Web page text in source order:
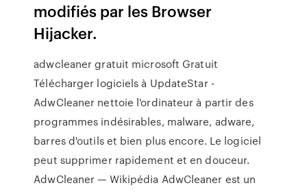
modifiés par les Browser
Hijacker.
adwcleaner gratuit microsoft Gratuit
Télécharger logiciels à UpdateStar -
AdwCleaner nettoie l'ordinateur à partir des
programmes indésirables, malware, adware,
barres d'outils et bien plus encore. Le logiciel
peut supprimer rapidement et en douceur.
AdwCleaner — Wikipédia AdwCleaner est un